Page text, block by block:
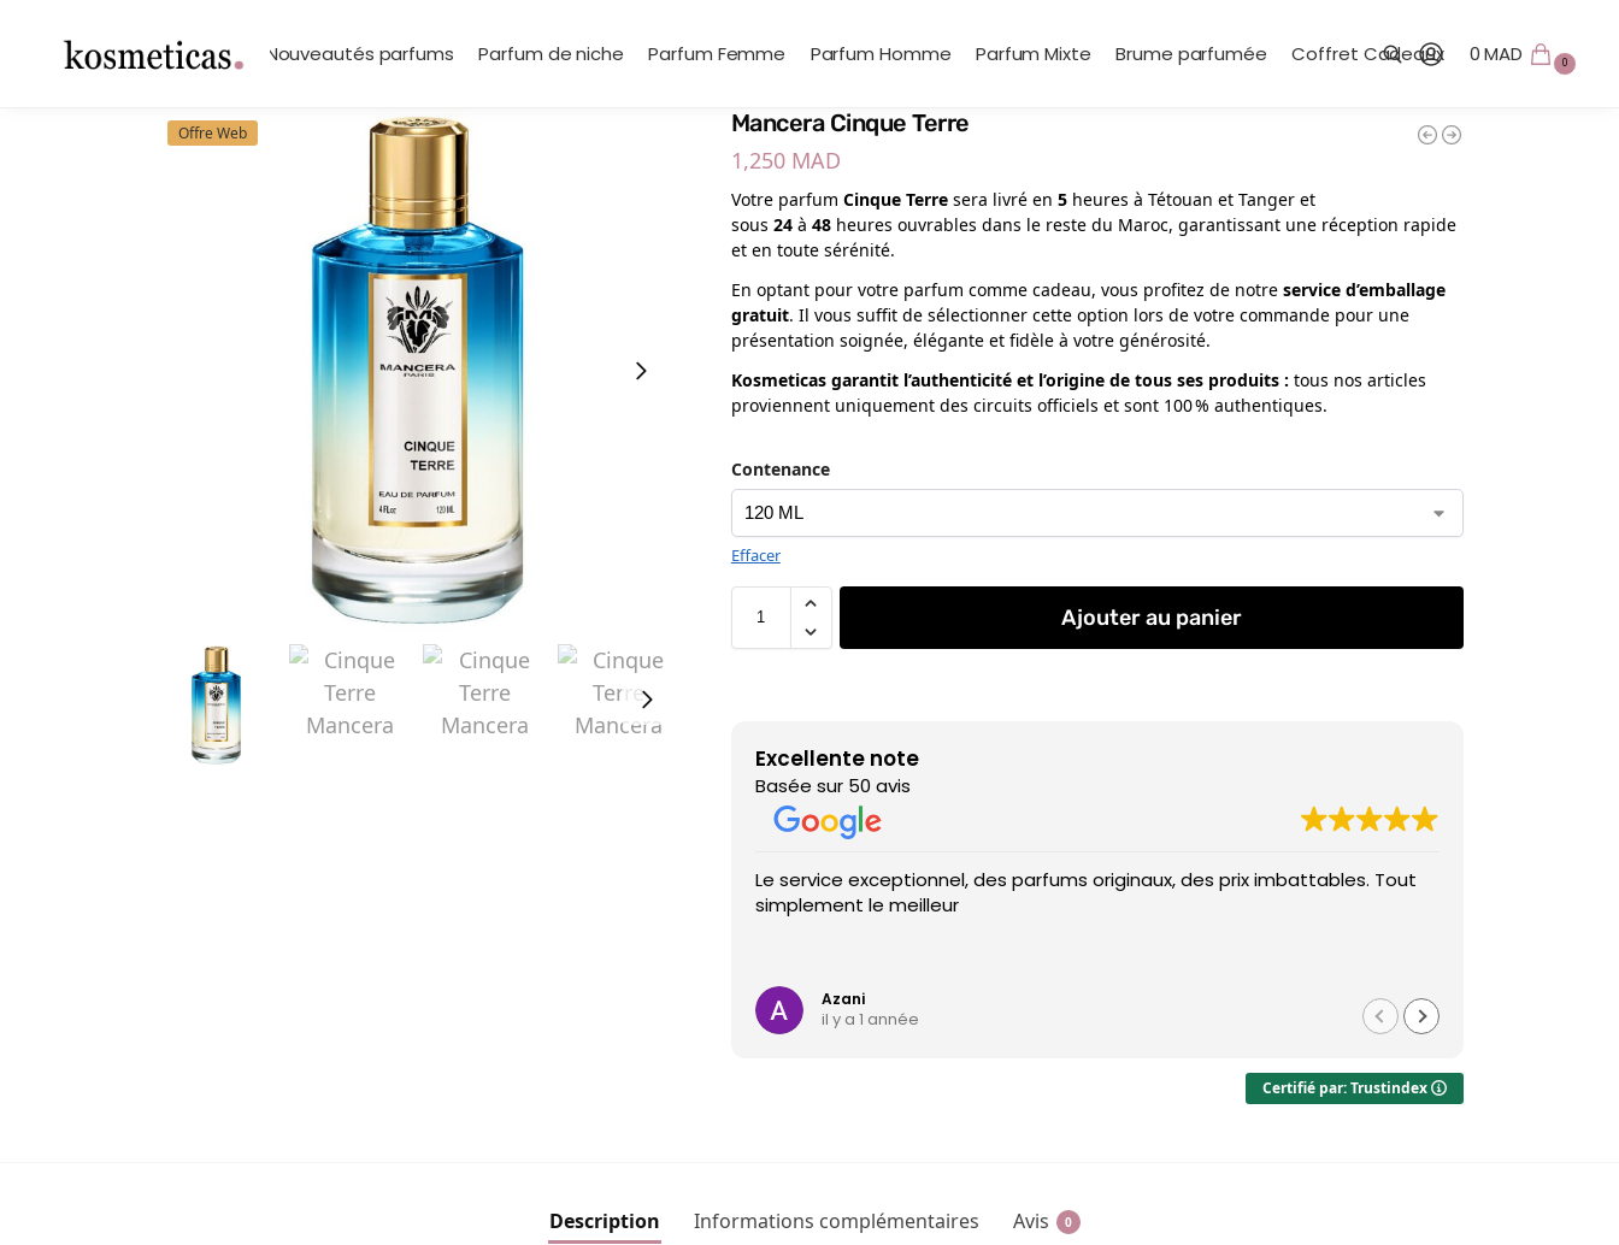
Marques Nouveautés parfums Parfum de niche Parfum Femme Parfum Homme Parfum Mixte Brume parfumée Coffret Cadeaux
Search
0MAD 0
Offre Web
Mancera Cinque Terre
1,250 MAD
Votre parfum Cinque Terresera livré en 5 heures à Tétouan et Tanger et
sous 24à 48heures ouvrables dans le reste du Maroc, garantissant une réception rapide
et en toute sérénité.
En optant pour votre parfum comme cadeau, vous profitez de notre service d’emballage
gratuit. Il vous suffit de sélectionner cette option lors de votre commande pour une
présentation soignée, élégante et fidèle à votre générosité.
Kosmeticas garantit l’authenticité et l’origine de tous ses produits : tous nos articles
proviennent uniquement des circuits officiels et sont 100 % authentiques.
Contenance
Effacer
Ajouter au panier
Excellente note
Basée sur 50 avis
Le service exceptionnel, des parfums originaux, des prix imbattables. Tout
simplement le meilleur
Azani
il y a 1 année
Certifié par: Trustindex
Description Informations complémentaires Avis 0